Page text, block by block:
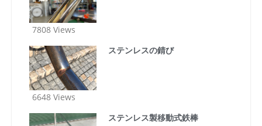
7808 Views
ステンレスの錆び
6648 Views
ステンレス製移動式鉄棒